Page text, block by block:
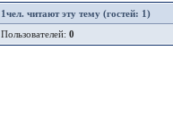
1чел. читают эту тему (гостей: 1)
Пользователей:0